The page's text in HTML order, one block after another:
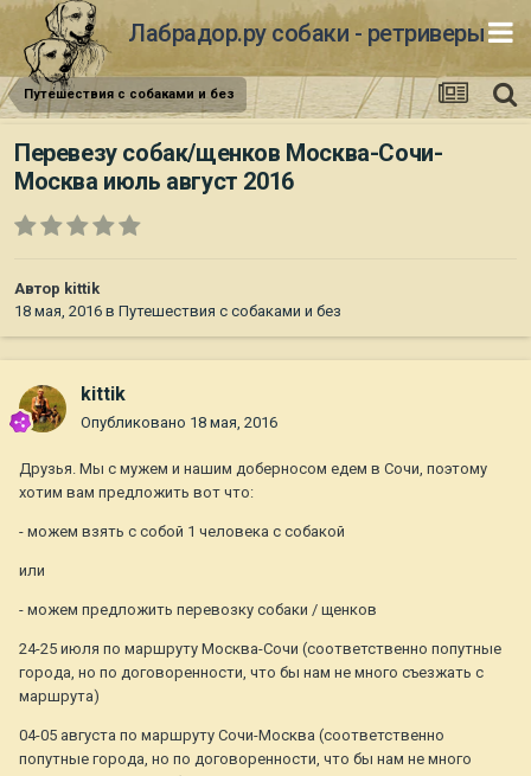
Лабрадор.ру собаки - ретриверы
Путешествия с собаками и без
Перевезу собак/щенков Москва-Сочи-
Москва июль август 2016
Автор kittik
18 мая, 2016 в Путешествия с собаками и без
kittik
Опубликовано 18 мая, 2016
Друзья. Мы с мужем и нашим доберносом едем в Сочи, поэтому
хотим вам предложить вот что:
- можем взять с собой 1 человека с собакой
или
- можем предложить перевозку собаки / щенков
24-25 июля по маршруту Москва-Сочи (соответственно попутные
города, но по договоренности, что бы нам не много съезжать с
маршрута)
04-05 августа по маршруту Сочи-Москва (соответственно
попутные города, но по договоренности, что бы нам не много